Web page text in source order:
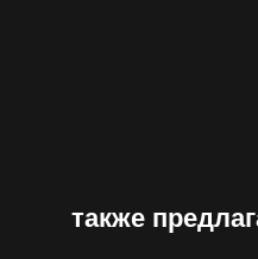
также